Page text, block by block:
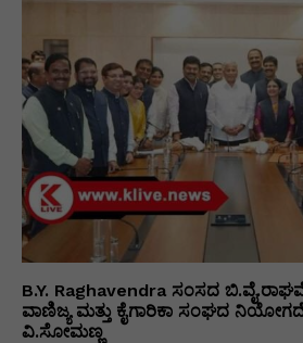
B.Y. Raghavendra ಸಂಸದ
ವಾಣಿಜ್ಯ ಮತ್ತು ಕೈಗಾರಿಕಾ ಸಂಘದ
ವಿ‌.ಸೋಮಣ್ಣ